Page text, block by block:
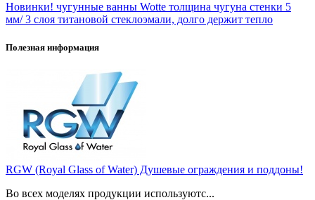
Новинки! чугунные ванны Wotte толщина чугуна стенки 5
мм/ 3 слоя титановой стеклоэмали, долго держит тепло
Полезная информация
RGW (Royal Glass of Water) Душевые ограждения и поддоны!
Во всех моделях продукции используютс...